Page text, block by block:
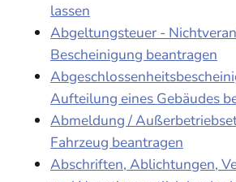
lassen
Abgeltungsteuer -
Bescheinigung beantragen
Aufteilung eines Gebäudes
Abmeldung /
Fahrzeug beantragen
Abschriften, Ablichtungen,